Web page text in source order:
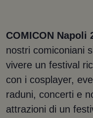
COMICON Napoli
nostri comiconiani
vivere un festival
con i cosplayer,
raduni, concerti e
attrazioni di un